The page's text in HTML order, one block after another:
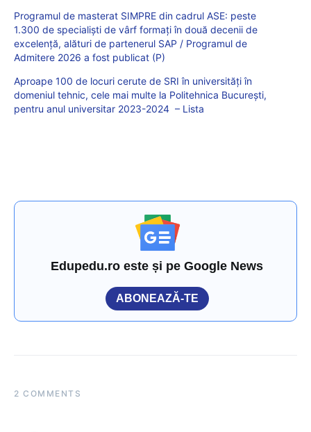
Programul de masterat SIMPRE din cadrul ASE: peste
1.300 de specialiști de vârf formați în două decenii de
excelență, alături de partenerul SAP / Programul de
Admitere 2026 a fost publicat (P)
Aproape 100 de locuri cerute de SRI în universități în
domeniul tehnic, cele mai multe la Politehnica București,
pentru anul universitar 2023-2024 – Lista
Edupedu.ro este și pe Google News
ABONEAZĂ-TE
2 COMMENTS